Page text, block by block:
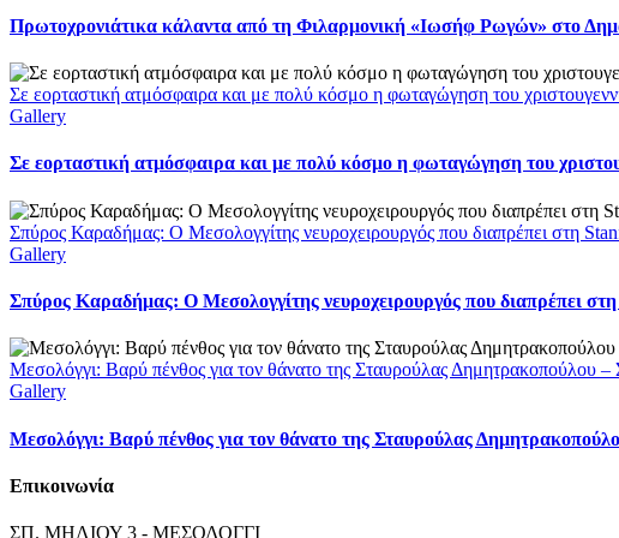
Πρωτοχρονιάτικα κάλαντα από τη Φιλαρμονική «Ιωσήφ Ρωγών» στο
Σε εορταστική ατμόσφαιρα και με πολύ κόσμο η φωταγώγηση του
Gallery
Σε εορταστική ατμόσφαιρα και με πολύ κόσμο η φωταγώγηση του
Σπύρος Καραδήμας: Ο Μεσολογγίτης νευροχειρουργός που διαπρέπει στη
Gallery
Σπύρος Καραδήμας: Ο Μεσολογγίτης νευροχειρουργός που διαπρέπει
Μεσολόγγι: Βαρύ πένθος για τον θάνατο της Σταυρούλας Δημητρακοπούλου
Gallery
Μεσολόγγι: Βαρύ πένθος για τον θάνατο της Σταυρούλας
Επικοινωνία
ΣΠ. ΜΗΛΙΟΥ 3 - ΜΕΣΟΛΟΓΓΙ